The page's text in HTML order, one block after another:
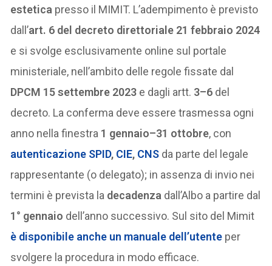
estetica presso il MIMIT. L’adempimento è previsto
dall’art. 6 del decreto direttoriale 21 febbraio 2024
e si svolge esclusivamente online sul portale
ministeriale, nell’ambito delle regole fissate dal
DPCM 15 settembre 2023 e dagli artt. 3–6 del
decreto. La conferma deve essere trasmessa ogni
anno nella finestra 1 gennaio–31 ottobre, con
autenticazione SPID, CIE, CNS da parte del legale
rappresentante (o delegato); in assenza di invio nei
termini è prevista la decadenza dall’Albo a partire dal
1° gennaio dell’anno successivo. Sul sito del Mimit
è disponibile anche un manuale dell’utente per
svolgere la procedura in modo efficace.